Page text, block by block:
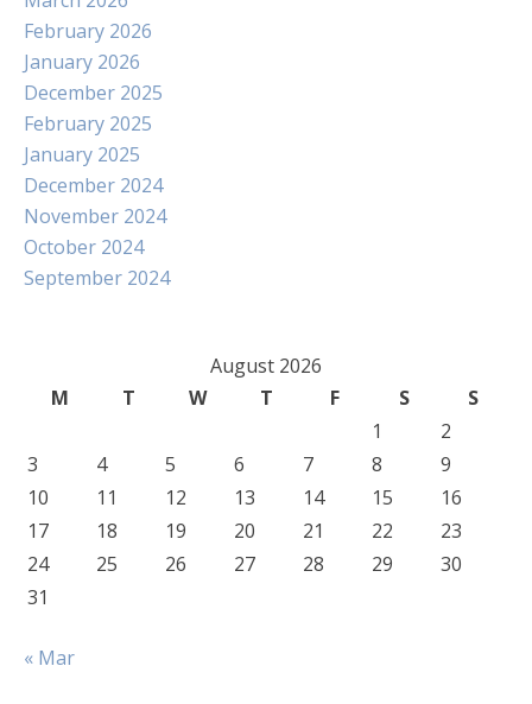
February 2026
January 2026
December 2025
February 2025
January 2025
December 2024
November 2024
October 2024
September 2024
August 2026
M
T W T F S
S
1
2
3
4 5 6 7 8
9
10
11 12 13 14 15
16
17
18 19 20 21 22
23
24
25 26 27 28 29
30
31
« Mar